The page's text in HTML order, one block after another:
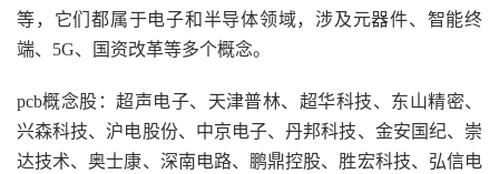
等，它们都属于电子和半导体领域，涉及元器件、智能终
端、5G、国资改革等多个概念。
pcb概念股：超声电子、天津普林、超华科技、东山精密、
兴森科技、沪电股份、中京电子、丹邦科技、金安国纪、崇
达技术、奥士康、深南电路、鹏鼎控股、胜宏科技、弘信电